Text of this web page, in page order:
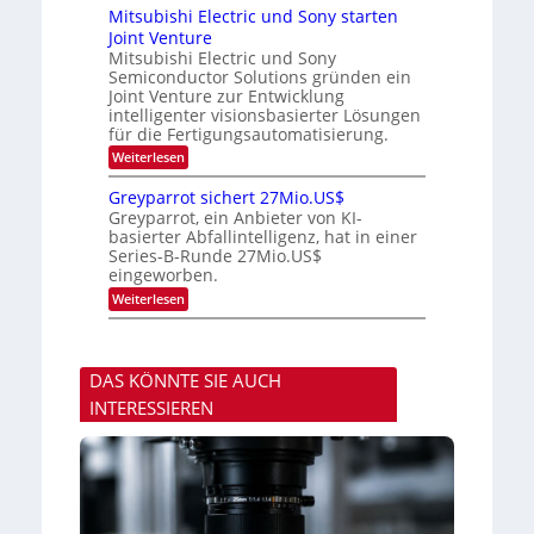
e
r
s
t
e
n
H
a
l
b
j
a
h
r
a
r
z
n
i
m
m
t
i
n
d
e
D
A
C
H
-
I
n
d
t
r
i
e
z
u
p
t
i
k
-
K
u
r
s
v
o
n
P
h
o
t
o
n
i
c
u
b
Mitsubishi Electric und Sony starten
Joint Venture
Mitsubishi Electric und Sony
Semiconductor Solutions gründen ein
Joint Venture zur Entwicklung
intelligenter visionsbasierter Lösungen
für die Fertigungsautomatisierung.
Weiterlesen:
M
t
s
u
b
i
s
h
i
e
c
t
r
i
c
u
n
S
Greyparrot sichert 27Mio.US$
Greyparrot, ein Anbieter von KI-
basierter Abfallintelligenz, hat in einer
Series-B-Runde 27Mio.US$
eingeworben.
Weiterlesen:
G
y
p
r
o
t
s
DAS KÖNNTE SIE AUCH
INTERESSIEREN